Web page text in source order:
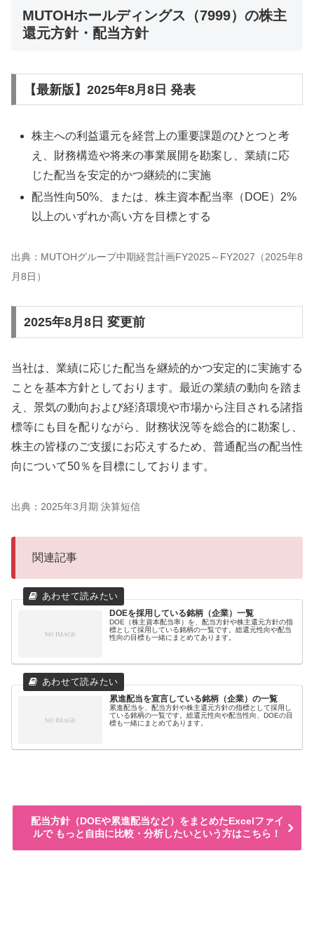
MUTOHホールディングス（7999）の株主
還元方針・配当方針
【最新版】2025年8月8日 発表
株主への利益還元を経営上の重要課題のひとつと考
え、財務構造や将来の事業展開を勘案し、業績に応
じた配当を安定的かつ継続的に実施
配当性向50%、または、株主資本配当率（DOE）2%
以上のいずれか高い方を目標とする
出典：MUTOHグループ中期経営計画FY2025～FY2027（2025年8
月8日）
2025年8月8日 変更前
当社は、業績に応じた配当を継続的かつ安定的に実施する
ことを基本方針としております。最近の業績の動向を踏ま
え、景気の動向および経済環境や市場から注目される諸指
標等にも目を配りながら、財務状況等を総合的に勘案し、
株主の皆様のご支援にお応えするため、普通配当の配当性
向について50％を目標にしております。
出典：2025年3月期 決算短信
関連記事
DOEを採用している銘柄（企業）一覧
DOE（株主資本配当率）を、配当方針や株主還元方針の指
標として採用している銘柄の一覧です。総還元性向や配当
性向の目標も一緒にまとめてあります。
累進配当を宣言している銘柄（企業）の一覧
累進配当を、配当方針や株主還元方針の指標として採用し
ている銘柄の一覧です。総還元性向や配当性向、DOEの目
標も一緒にまとめてあります。
配当方針（DOEや累進配当など）をまとめたExcelファイ
ルで もっと自由に比較・分析したいという方はこちら！